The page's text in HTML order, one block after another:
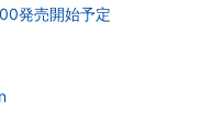
発売開始予定